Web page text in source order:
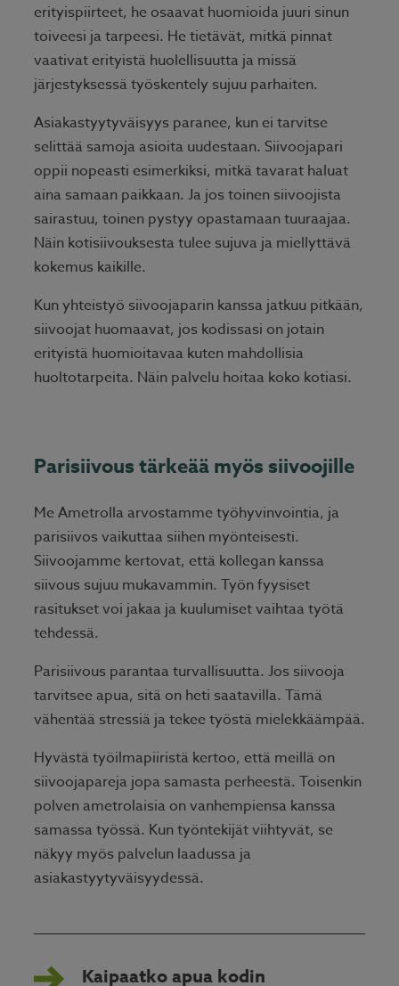
erityispiirteet, he osaavat huomioida juuri sinun
toiveesi ja tarpeesi. He tietävät, mitkä pinnat
vaativat erityistä huolellisuutta ja missä
järjestyksessä työskentely sujuu parhaiten.
Asiakastyytyväisyys paranee, kun ei tarvitse
selittää samoja asioita uudestaan. Siivoojapari
oppii nopeasti esimerkiksi, mitkä tavarat haluat
aina samaan paikkaan. Ja jos toinen siivoojista
sairastuu, toinen pystyy opastamaan tuuraajaa.
Näin kotisiivouksesta tulee sujuva ja miellyttävä
kokemus kaikille.
Kun yhteistyö siivoojaparin kanssa jatkuu pitkään,
siivoojat huomaavat, jos kodissasi on jotain
erityistä huomioitavaa kuten mahdollisia
huoltotarpeita. Näin palvelu hoitaa koko kotiasi.
Parisiivous tärkeää myös siivoojille
Me Ametrolla arvostamme työhyvinvointia, ja
parisiivos vaikuttaa siihen myönteisesti.
Siivoojamme kertovat, että kollegan kanssa
siivous sujuu mukavammin. Työn fyysiset
rasitukset voi jakaa ja kuulumiset vaihtaa työtä
tehdessä.
Parisiivous parantaa turvallisuutta. Jos siivooja
tarvitsee apua, sitä on heti saatavilla. Tämä
vähentää stressiä ja tekee työstä mielekkäämpää.
Hyvästä työilmapiiristä kertoo, että meillä on
siivoojapareja jopa samasta perheestä. Toisenkin
polven ametrolaisia on vanhempiensa kanssa
samassa työssä. Kun työntekijät viihtyvät, se
näkyy myös palvelun laadussa ja
asiakastyytyväisyydessä.
Kaipaatko apua kodin